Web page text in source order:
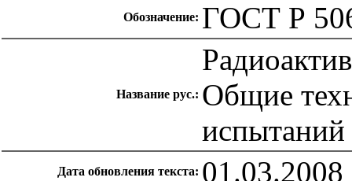
Обозначение: ГОСТ Р
Название рус.: Общие
испытаний
Дата обновления текста: 01.03.2008